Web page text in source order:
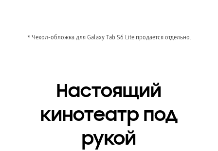
* Чехол-обложка для Galaxy Tab S6 Lite продается отдельно.
Настоящий
кинотеатр под
рукой